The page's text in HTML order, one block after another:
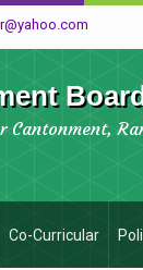
Cantonment,
Co-Curricular